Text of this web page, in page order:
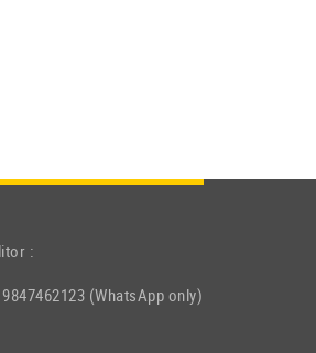
:
(WhatsApp only)